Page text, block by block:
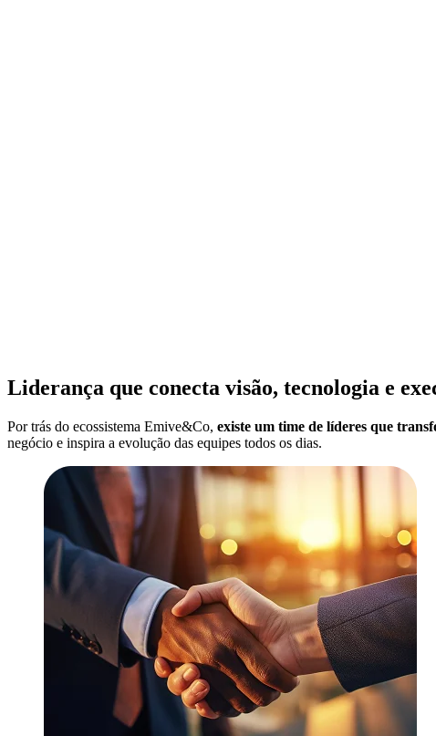
Liderança que conecta visão, tecnologia e
Por trás do ecossistema Emive&Co, existe um time de líderes que
negócio e inspira a evolução das equipes todos os dias.